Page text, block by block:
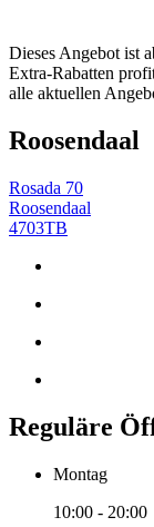
Dieses Angebot ist
Extra-Rabatten
alle aktuellen
Roosendaal
Rosada 70
Roosendaal
4703TB
Reguläre
Montag
10:00 - 20:00